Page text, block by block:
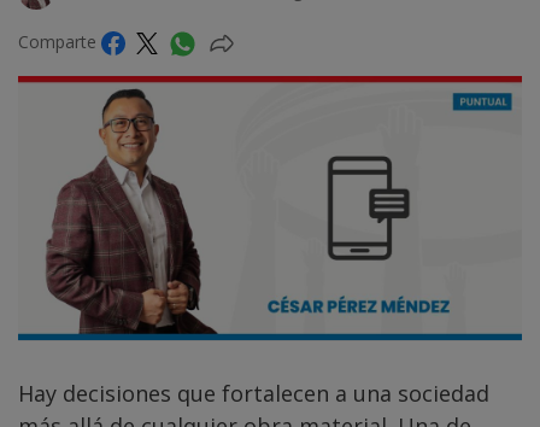
Comparte
Hay decisiones que fortalecen a una sociedad